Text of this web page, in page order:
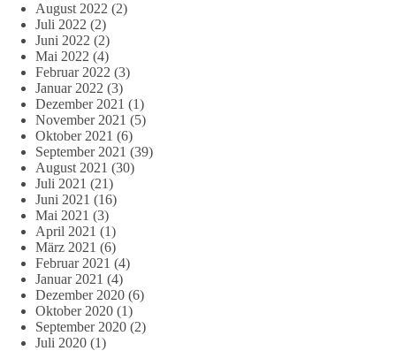
August 2022 (2)
Juli 2022 (2)
Juni 2022 (2)
Mai 2022 (4)
Februar 2022 (3)
Januar 2022 (3)
Dezember 2021 (1)
November 2021 (5)
Oktober 2021 (6)
September 2021 (39)
August 2021 (30)
Juli 2021 (21)
Juni 2021 (16)
Mai 2021 (3)
April 2021 (1)
März 2021 (6)
Februar 2021 (4)
Januar 2021 (4)
Dezember 2020 (6)
Oktober 2020 (1)
September 2020 (2)
Juli 2020 (1)